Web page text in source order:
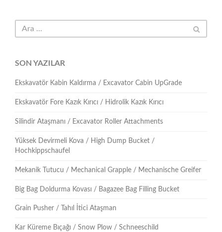
SON YAZILAR
Ekskavatör Kabin Kaldırma / Excavator Cabin UpGrade
Ekskavatör Fore Kazık Kırıcı / Hidrolik Kazık Kırıcı
Silindir Ataşmanı / Excavator Roller Attachments
Yüksek Devirmeli Kova / High Dump Bucket /
Hochkippschaufel
Mekanik Tutucu / Mechanical Grapple / Mechanische Greifer
Big Bag Doldurma Kovası / Bagazee Bag Filling Bucket
Grain Pusher / Tahıl İtici Ataşman
Kar Küreme Bıçağı / Snow Plow / Schneeschild